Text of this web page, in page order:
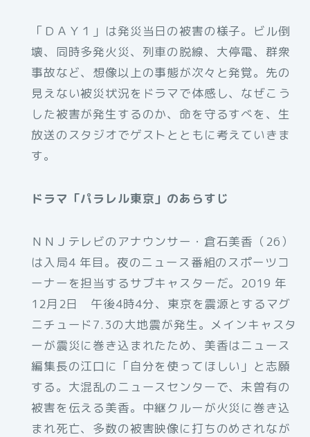
「ＤＡＹ１」は発災当日の被害の様子。ビル倒
壊、同時多発火災、列車の脱線、大停電、群衆
事故など、想像以上の事態が次々と発覚。先の
見えない被災状況をドラマで体感し、なぜこう
した被害が発生するのか、命を守るすべを、生
放送のスタジオでゲストとともに考えていきま
す。
ドラマ「パラレル東京」のあらすじ
ＮＮＪテレビのアナウンサー・倉石美香（26）
は入局4 年目。夜のニュース番組のスポーツコ
ーナーを担当するサブキャスターだ。2019 年
12月2日 午後4時4分、東京を震源とするマグ
ニチュード7.3の大地震が発生。メインキャスタ
ーが震災に巻き込まれたため、美香はニュース
編集長の江口に「自分を使ってほしい」と志願
する。大混乱のニュースセンターで、未曽有の
被害を伝える美香。中継クルーが火災に巻き込
まれ死亡、多数の被害映像に打ちのめされなが